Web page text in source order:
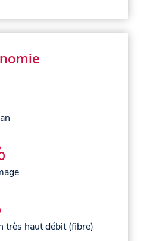
très haut débit (fibre)